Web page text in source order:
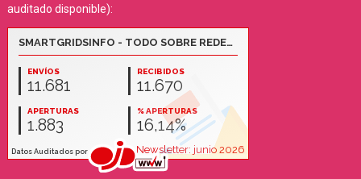
auditado disponible):